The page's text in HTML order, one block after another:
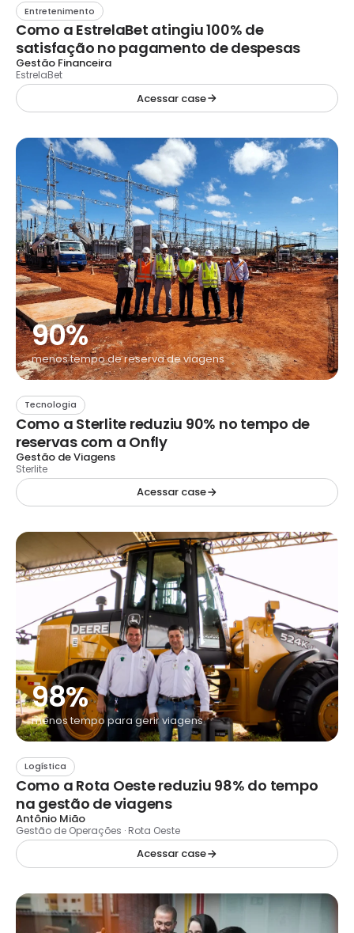
Entretenimento
Como a EstrelaBet atingiu 100% de
satisfação no pagamento de despesas
Gestão Financeira
EstrelaBet
Acessar case
90%
menos tempo de reserva de viagens
Tecnologia
Como a Sterlite reduziu 90% no tempo de
reservas com a Onfly
Gestão de Viagens
Sterlite
Acessar case
98%
menos tempo para gerir viagens
Logística
Como a Rota Oeste reduziu 98% do tempo
na gestão de viagens
Antônio Mião
Gestão de Operações · Rota Oeste
Acessar case